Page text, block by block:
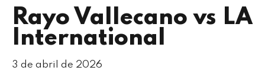
Rayo Vallecano vs LA
International
3 de abril de 2026